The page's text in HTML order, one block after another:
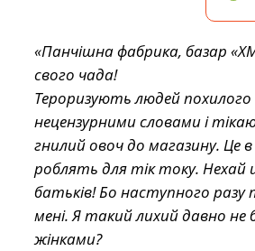
«Панчішна фабрика, базар
свого чада!
Тероризують людей похилого
нецензурними словами і
гнилий овоч до магазину. Це
роблять для тік току. Нехай
батьків! Бо наступного
мені. Я такий лихий давно
жінками?